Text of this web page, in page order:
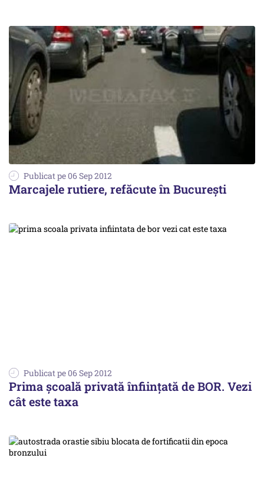
Publicat pe 06 Sep 2012
Marcajele rutiere, refăcute în București
Publicat pe 06 Sep 2012
Prima școală privată înființată de BOR. Vezi
cât este taxa